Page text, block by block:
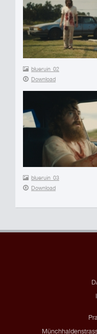
blueruin_02
Download
blueruin_03
Download